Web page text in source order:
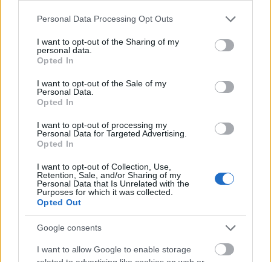
Please note that this website/app uses one or more Google
not limited to your visit or usage behaviour. You may click to
grant or deny consent to Google and its third-party tags to
use your data for below specified purposes in below Google
consent section.
Personal Data Processing Opt Outs
I want to opt-out of the Sharing of my
personal data.
Opted In
I want to opt-out of the Sale of my
Personal Data.
Opted In
I want to opt-out of processing my
Personal Data for Targeted Advertising.
Opted In
I want to opt-out of Collection, Use,
Retention, Sale, and/or Sharing of my
Personal Data that Is Unrelated with the
Purposes for which it was collected.
Opted Out
Google consents
I want to allow Google to enable storage
még kell, hogy addig éljek
még fázom itt
és félek köztetek
Még lesz idő
még jó lenne megérnem
még itt ...
Szaros ünnep
A március 15. Ünnep alatt a Múzeum utca és a
Kiskörút kereszteződésénél álltunk, ahol is
iszonyatos fekália bűz kavarta fel az emberek ...
Zavaros